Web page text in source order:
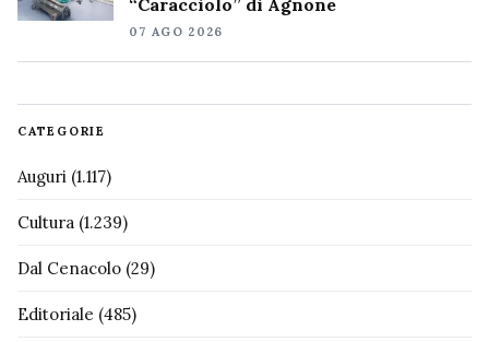
“Caracciolo” di Agnone
07 AGO 2026
CATEGORIE
Auguri (1.117)
Cultura (1.239)
Dal Cenacolo (29)
Editoriale (485)